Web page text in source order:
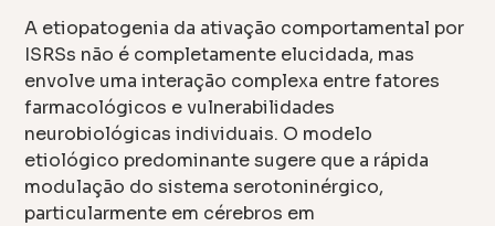
A etiopatogenia da ativação comportamental por
ISRSs não é completamente elucidada, mas
envolve uma interação complexa entre fatores
farmacológicos e vulnerabilidades
neurobiológicas individuais. O modelo
etiológico predominante sugere que a rápida
modulação do sistema serotoninérgico,
particularmente em cérebros em